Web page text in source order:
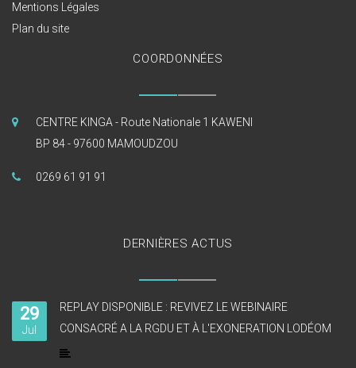
Mentions Légales
Plan du site
COORDONNÉES
CENTRE KINGA - Route Nationale 1 KAWENI
BP 84 - 97600 MAMOUDZOU
0269 61 91 91
DERNIÈRES ACTUS
29
Jul
REPLAY DISPONIBLE : REVIVEZ LE WEBINAIRE
CONSACRÉ A LA RGDU ET À L'EXONERATION LODÉOM